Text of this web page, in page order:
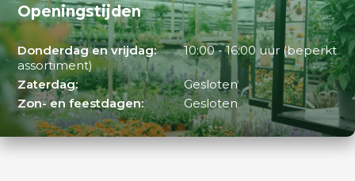
Openingstijden
Donderdag en vrijdag:
10:00 - 16:00 uur (beperkt
assortiment)
Zaterdag:
Gesloten
Zon- en feestdagen:
Gesloten